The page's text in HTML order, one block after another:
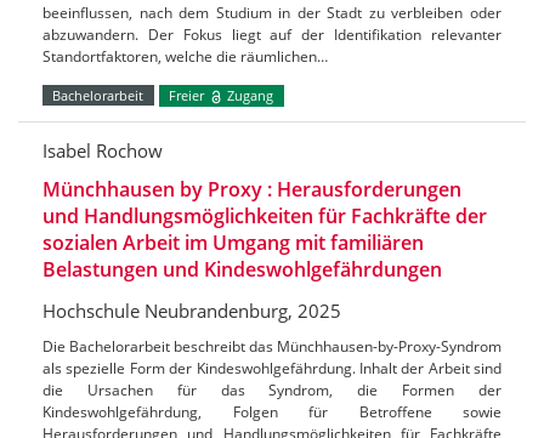
beeinflussen, nach dem Studium in der Stadt zu verbleiben oder
abzuwandern. Der Fokus liegt auf der Identifikation relevanter
Standortfaktoren, welche die räumlichen…
Bachelorarbeit Freier Zugang
Isabel Rochow
Münchhausen by Proxy : Herausforderungen
und Handlungsmöglichkeiten für Fachkräfte der
sozialen Arbeit im Umgang mit familiären
Belastungen und Kindeswohlgefährdungen
Hochschule Neubrandenburg, 2025
Die Bachelorarbeit beschreibt das Münchhausen-by-Proxy-Syndrom
als spezielle Form der Kindeswohlgefährdung. Inhalt der Arbeit sind
die Ursachen für das Syndrom, die Formen der
Kindeswohlgefährdung, Folgen für Betroffene sowie